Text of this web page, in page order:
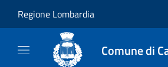
Regione Lombardia
Comune di